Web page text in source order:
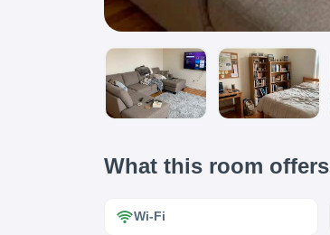
What this room offers
Wi-Fi